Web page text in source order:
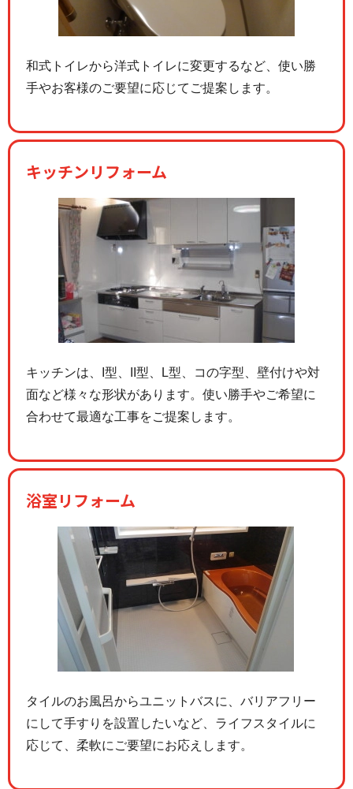
和式トイレから洋式トイレに変更するなど、使い勝
手やお客様のご要望に応じてご提案します。
キッチンリフォーム
キッチンは、I型、II型、L型、コの字型、壁付けや対
面など様々な形状があります。使い勝手やご希望に
合わせて最適な工事をご提案します。
浴室リフォーム
タイルのお風呂からユニットバスに、バリアフリー
にして手すりを設置したいなど、ライフスタイルに
応じて、柔軟にご要望にお応えします。